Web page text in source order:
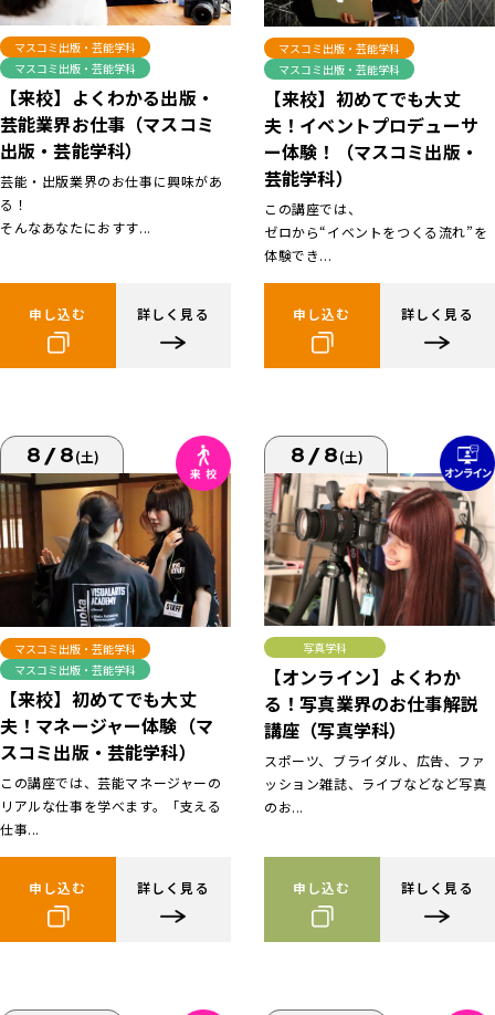
マスコミ出版・芸能学科
マスコミ出版・芸能学科
【来校】よくわかる出版・
芸能業界お仕事（マスコミ
出版・芸能学科）
芸能・出版業界のお仕事に興味があ
る！
そんなあなたにおすす...
申し込む 詳しく見る
マスコミ出版・芸能学科
マスコミ出版・芸能学科
【来校】初めてでも大丈
夫！イベントプロデューサ
ー体験！（マスコミ出版・
芸能学科）
この講座では、
ゼロから“イベントをつくる流れ”を
体験でき...
申し込む 詳しく見る
8/8(土)
マスコミ出版・芸能学科
マスコミ出版・芸能学科
【来校】初めてでも大丈
夫！マネージャー体験（マ
スコミ出版・芸能学科）
この講座では、芸能マネージャーの
リアルな仕事を学べます。「支える
仕事...
申し込む 詳しく見る
8/8(土)
写真学科
【オンライン】よくわか
る！写真業界のお仕事解説
講座（写真学科）
スポーツ、ブライダル、広告、ファ
ッション雑誌、ライブなどなど写真
のお...
申し込む 詳しく見る